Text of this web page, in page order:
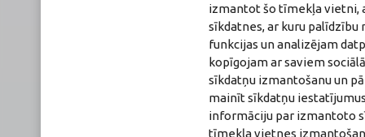
izmantot šo tīmekļa vietni,
sīkdatnes, ar kuru palīdzību
funkcijas un analizējam
kopīgojam ar saviem
sīkdatņu izmantošanu un
mainīt sīkdatņu
informāciju par izmantoto
tīmekļa vietnes
Noliktavu iela 5, Dreiliņi, Stopiņu novads, LV-2130
E-aptiekas
Aptiekas
Sertificēta
Reģistrācijas
Sertifikāta Nr.: